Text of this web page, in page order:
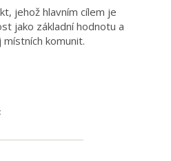
jehož hlavním cílem je
jako základní hodnotu a
komunit.